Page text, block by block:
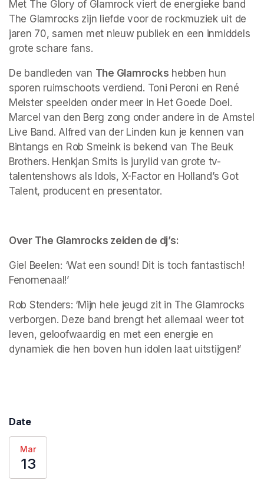
Met The Glory of Glamrock viert de energieke band
The Glamrocks zijn liefde voor de rockmuziek uit de
jaren 70, samen met nieuw publiek en een inmiddels
grote schare fans.
De bandleden van The Glamrocks hebben hun
sporen ruimschoots verdiend. Toni Peroni en René
Meister speelden onder meer in Het Goede Doel.
Marcel van den Berg zong onder andere in de Amstel
Live Band. Alfred van der Linden kun je kennen van
Bintangs en Rob Smeink is bekend van The Beuk
Brothers. Henkjan Smits is jurylid van grote tv-
talentenshows als Idols, X-Factor en Holland’s Got
Talent, producent en presentator.
Over The Glamrocks zeiden de dj’s:
Giel Beelen: ‘Wat een sound! Dit is toch fantastisch!
Fenomenaal!’
Rob Stenders: ‘Mijn hele jeugd zit in The Glamrocks
verborgen. Deze band brengt het allemaal weer tot
leven, geloofwaardig en met een energie en
dynamiek die hen boven hun idolen laat uitstijgen!’
Date
Mar
13